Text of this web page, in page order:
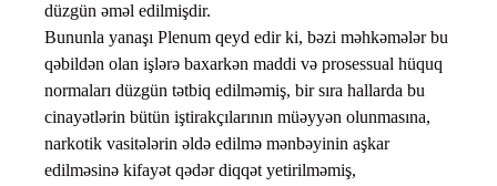
düzgün əməl edilmişdir.
Bununla yanaşı Plenum qeyd edir ki, bəzi məhkəmələr bu
qəbildən olan işlərə baxarkən maddi və prosessual hüquq
normaları düzgün tətbiq edilməmiş, bir sıra hallarda bu
cinayətlərin bütün iştirakçılarının müəyyən olunmasına,
narkotik vasitələrin əldə edilmə mənbəyinin aşkar
edilməsinə kifayət qədər diqqət yetirilməmiş,